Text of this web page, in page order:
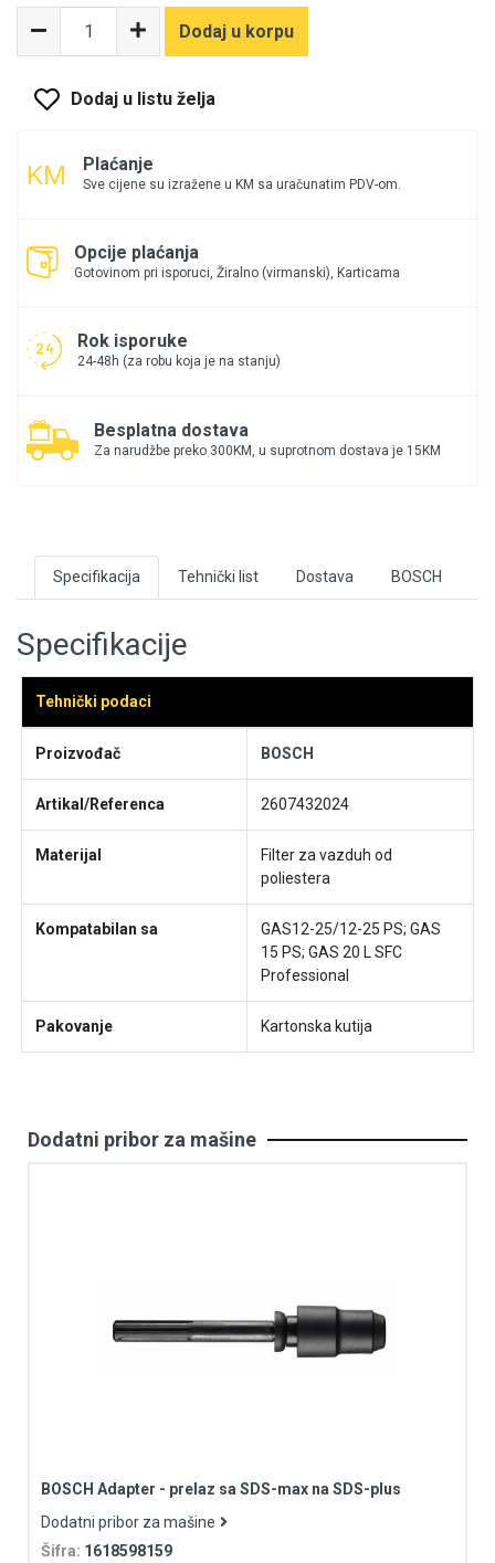
Dodaj u korpu
Dodaj u listu želja
Plaćanje
Sve cijene su izražene u KM sa uračunatim PDV-om.
Opcije plaćanja
Gotovinom pri isporuci, Žiralno (virmanski), Karticama
Rok isporuke
24-48h (za robu koja je na stanju)
Besplatna dostava
Za narudžbe preko 300KM, u suprotnom dostava je 15KM
Specifikacija Tehnički list Dostava BOSCH
Specifikacije
Tehnički podaci
Proizvođač BOSCH
Artikal/Referenca 2607432024
Materijal
Filter za vazduh od
poliestera
Kompatabilan sa
GAS12-25/12-25 PS; GAS
15 PS; GAS 20 L SFC
Professional
Pakovanje Kartonska kutija
Dodatni pribor za mašine
BOSCH Adapter - prelaz sa SDS-max na SDS-plus
Dodatni pribor za mašine
Šifra: 1618598159